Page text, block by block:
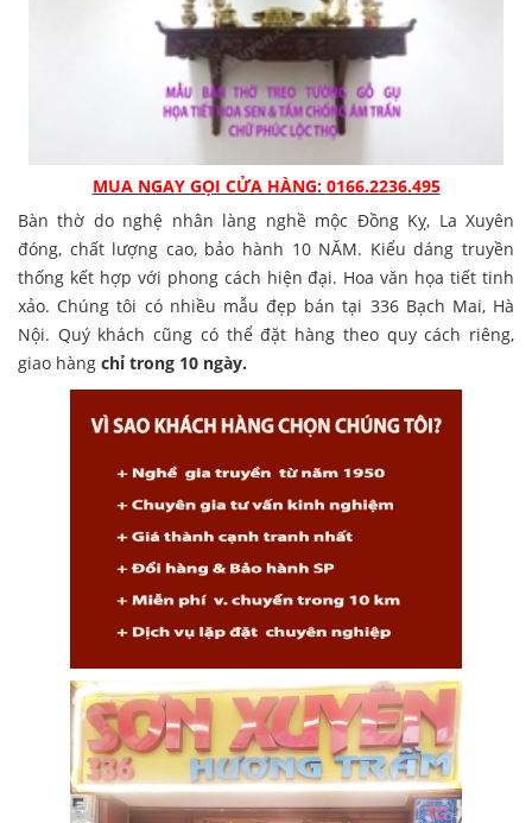
MUA NGAY GỌI CỬA HÀNG: 0166.2236.495
Bàn thờ do nghệ nhân làng nghề mộc Đồng Kỵ, La Xuyên
đóng, chất lượng cao, bảo hành 10 NĂM. Kiểu dáng truyền
thống kết hợp với phong cách hiện đại. Hoa văn họa tiết tinh
xảo. Chúng tôi có nhiều mẫu đẹp bán tại 336 Bạch Mai, Hà
Nội. Quý khách cũng có thể đặt hàng theo quy cách riêng,
giao hàng chỉ trong 10 ngày.